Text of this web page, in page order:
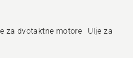
za dvotaktne motore Ulje za